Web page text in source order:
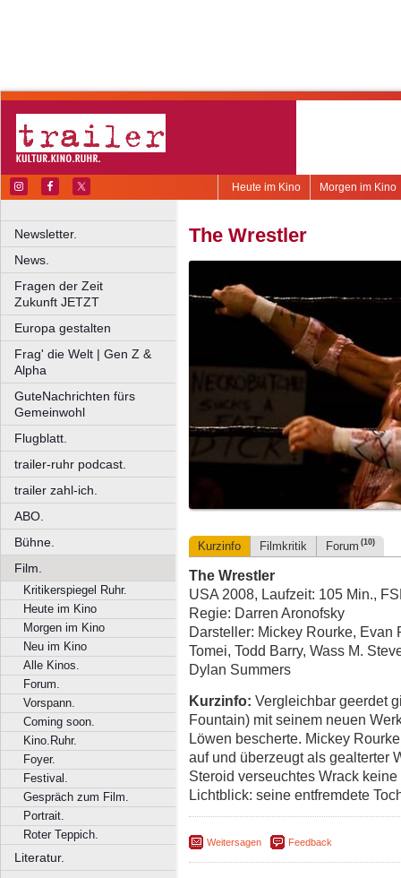
Morgen im Kino
Heute im Kino
Newsletter.
News.
Fragen der Zeit
Zukunft JETZT
Europa gestalten
Frag' die Welt | Gen Z &
Alpha
GuteNachrichten fürs
Gemeinwohl
Flugblatt.
trailer-ruhr podcast.
trailer zahl-ich.
ABO.
Bühne.
Film.
Kritikerspiegel Ruhr.
Heute im Kino
Morgen im Kino
Neu im Kino
Alle Kinos.
Forum.
Vorspann.
Coming soon.
Kino.Ruhr.
Foyer.
Festival.
Gespräch zum Film.
Portrait.
Roter Teppich.
Literatur.
The Wrestler
Kurzinfo Filmkritik Forum (10)
The Wrestler
USA 2008, Laufzeit: 105 Min.,
Regie: Darren Aronofsky
Darsteller: Mickey Rourke, Evan
Tomei, Todd Barry, Wass M.
Dylan Summers
Kurzinfo: Vergleichbar geerdet
Fountain) mit seinem neuen
Löwen bescherte. Mickey
auf und überzeugt als gealterter
Steroid verseuchtes Wrack
Lichtblick: seine entfremdete
Weitersagen Feedback